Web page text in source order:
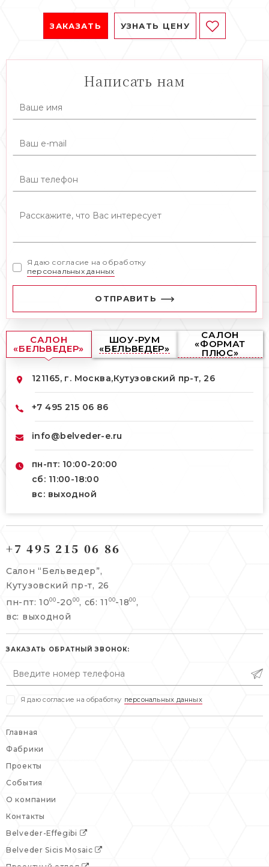
ЗАКАЗАТЬ УЗНАТЬ ЦЕНУ
Написать нам
Я даю согласие на обработку
персональных данных
ОТПРАВИТЬ
САЛОН
«БЕЛЬВЕДЕР»
ШОУ-РУМ
«БЕЛЬВЕДЕР»
САЛОН
«ФОРМАТ
ПЛЮС»
121165, г. Москва,Кутузовский пр-т, 26
+7 495 215 06 86
info@belveder-e.ru
пн-пт: 10:00-20:00
сб: 11:00-18:00
вс: выходной
info@belveder-e.ru
пн-пт: 10:00-20:00
сб, вс: выходной
Берсеневский переулок, 3/10с7
+7 495 477 45 43
info@belveder-e.ru
пн-пт: 10:00-19:00
сб: выходной
+7 495 215 06 86
Салон “Бельведер”,
Кутузовский пр-т, 26
пн-пт: 1000 -20 00, сб: 11 00-1800 ,
вс: выходной
ЗАКАЗАТЬ ОБРАТНЫЙ ЗВОНОК:
Я даю согласие на обработку персональных данных
Главная
Фабрики
Проекты
События
О компании
Контакты
Belveder-Effegibi
Belveder Sicis Mosaic